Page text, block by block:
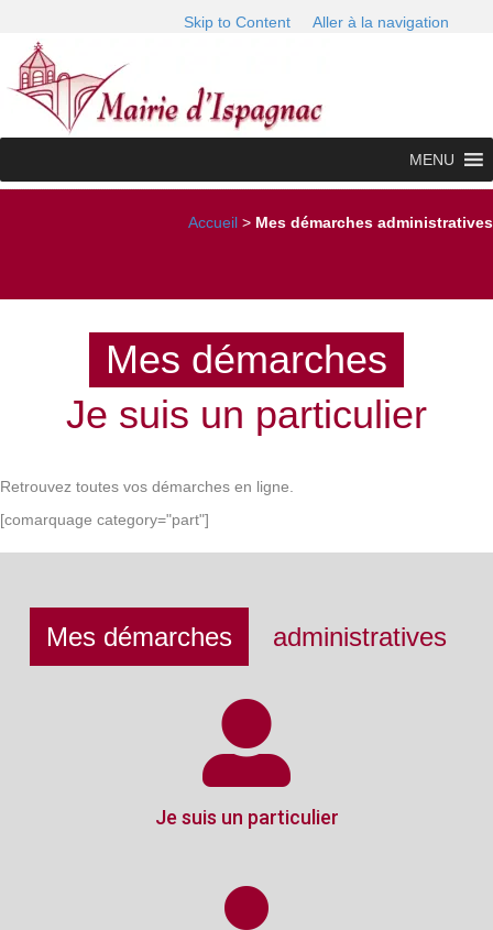
Skip to Content Aller à la navigation
MENU
Accueil > Mes démarches administratives
Mes démarches
Je suis un particulier
Retrouvez toutes vos démarches en ligne.
[comarquage category="part"]
Mes démarches administratives
Je suis un particulier